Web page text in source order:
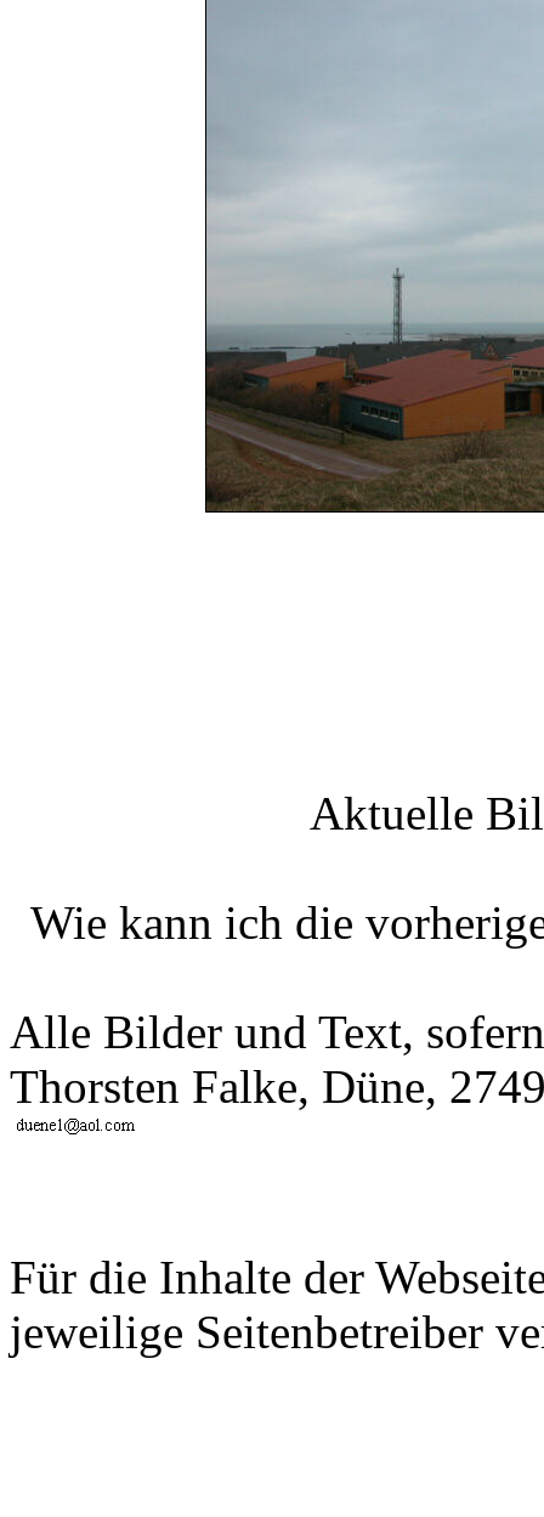
Aktuelle
Wie kann ich die
Alle Bilder und Text,
Thorsten Falke, Düne,
Für die Inhalte der
jeweilige Seitenbetreiber